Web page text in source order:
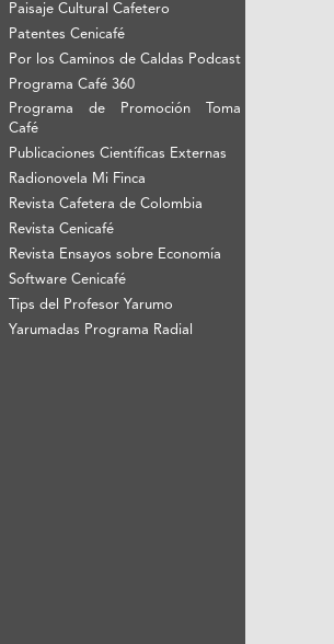
Paisaje Cultural Cafetero
Patentes Cenicafé
Por los Caminos de Caldas Podcast
Programa Café 360
Programa de Promoción Toma
Café
Publicaciones Científicas Externas
Radionovela Mi Finca
Revista Cafetera de Colombia
Revista Cenicafé
Revista Ensayos sobre Economía
Software Cenicafé
Tips del Profesor Yarumo
Yarumadas Programa Radial